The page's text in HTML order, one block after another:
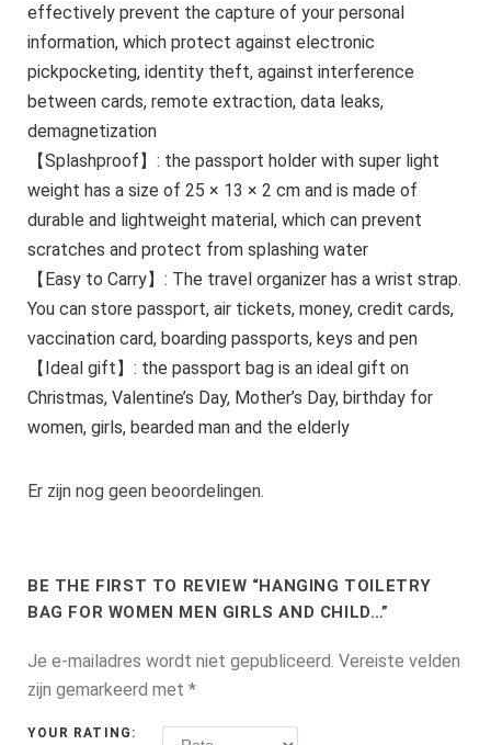
effectively prevent the capture of your personal
information, which protect against electronic
pickpocketing, identity theft, against interference
between cards, remote extraction, data leaks,
demagnetization
【Splashproof】: the passport holder with super light
weight has a size of 25 × 13 × 2 cm and is made of
durable and lightweight material, which can prevent
scratches and protect from splashing water
【Easy to Carry】: The travel organizer has a wrist strap.
You can store passport, air tickets, money, credit cards,
vaccination card, boarding passports, keys and pen
【Ideal gift】: the passport bag is an ideal gift on
Christmas, Valentine’s Day, Mother’s Day, birthday for
women, girls, bearded man and the elderly
Er zijn nog geen beoordelingen.
BE THE FIRST TO REVIEW “HANGING TOILETRY
BAG FOR WOMEN MEN GIRLS AND CHILD…”
Je e-mailadres wordt niet gepubliceerd. Vereiste velden
zijn gemarkeerd met *
YOUR RATING: